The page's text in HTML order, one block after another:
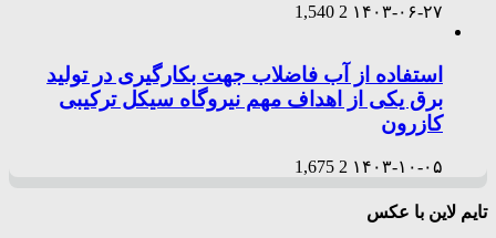
۱۴۰۳-۰۶-۲۷ 2
1,540
استفاده از آب فاضلاب جهت بکارگیری در تولید
برق یکی از اهداف مهم نیروگاه سیکل ترکیبی
کازرون
۱۴۰۳-۱۰-۰۵ 2
1,675
تایم لاین با عکس